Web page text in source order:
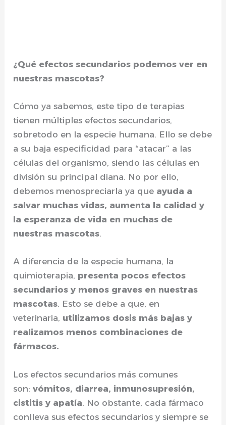
¿Qué efectos secundarios podemos ver en
nuestras mascotas?
Cómo ya sabemos, este tipo de terapias
tienen múltiples efectos secundarios,
sobretodo en la especie humana. Ello se debe
a su baja especificidad para “atacar” a las
células del organismo, siendo las células en
división su principal diana. No por ello,
debemos menospreciarla ya que ayuda a
salvar muchas vidas, aumenta la calidad y
la esperanza de vida en muchas de
nuestras mascotas.
A diferencia de la especie humana, la
quimioterapia, presenta pocos efectos
secundarios y menos graves en nuestras
mascotas. Esto se debe a que, en
veterinaria, utilizamos dosis más bajas y
realizamos menos combinaciones de
fármacos.
Los efectos secundarios más comunes
son:vómitos, diarrea, inmunosupresión,
cistitis y apatía. No obstante, cada fármaco
conlleva sus efectos secundarios y siempre se